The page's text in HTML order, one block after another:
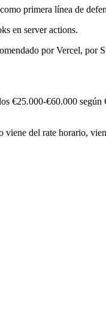
primera línea de
en server actions.
por Vercel, por
€25.000-€60.000
del rate horario,